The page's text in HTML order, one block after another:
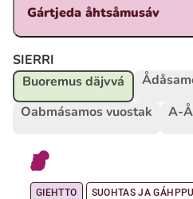
Davvisámegiella
Bidumsámegiella
Kaale (Romska)
Gártjeda åhtsåmusáv
SIERRI
Buoremus däjvvá
Oabmásamos vuostak
A-Å
GIEHTTO SUOHTAS JA